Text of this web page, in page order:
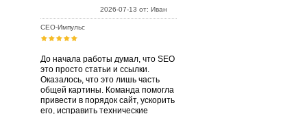
2026-07-13 от: Иван
СЕО-Импульс
До начала работы думал, что SEO
это просто статьи и ссылки.
Оказалось, что это лишь часть
общей картины. Команда помогла
привести в порядок сайт, ускорить
его, исправить технические